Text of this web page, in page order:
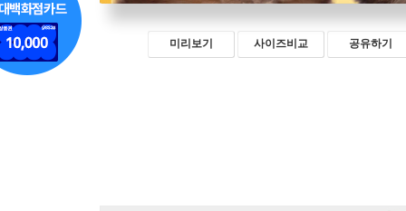
미리보기 사이즈비교 공유하기